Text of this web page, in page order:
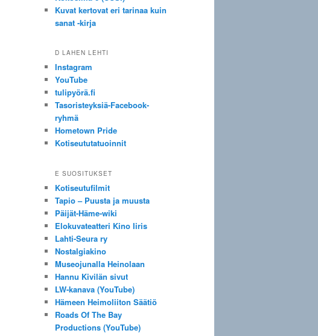
Kuvat kertovat eri tarinaa kuin
sanat -kirja
D LAHEN LEHTI
Instagram
YouTube
tulipyörä.fi
Tasoristeyksiä-Facebook-
ryhmä
Hometown Pride
Kotiseututatuoinnit
E SUOSITUKSET
Kotiseutufilmit
Tapio – Puusta ja muusta
Päijät-Häme-wiki
Elokuvateatteri Kino Iiris
Lahti-Seura ry
Nostalgiakino
Museojunalla Heinolaan
Hannu Kivilän sivut
LW-kanava (YouTube)
Hämeen Heimoliiton Säätiö
Roads Of The Bay
Productions (YouTube)